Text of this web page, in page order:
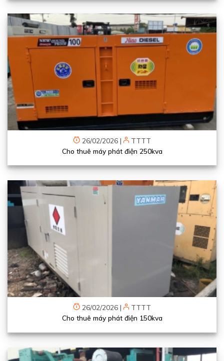
26/02/2026 |
TTTT
Cho thuê máy phát điện 250kva
26/02/2026 |
TTTT
Cho thuê máy phát điện 150kva